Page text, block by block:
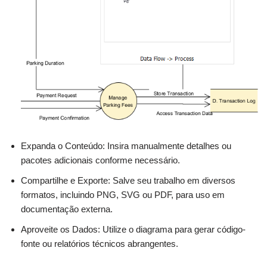
Expanda o Conteúdo: Insira manualmente detalhes ou
pacotes adicionais conforme necessário.
Compartilhe e Exporte: Salve seu trabalho em diversos
formatos, incluindo PNG, SVG ou PDF, para uso em
documentação externa.
Aproveite os Dados: Utilize o diagrama para gerar código-
fonte ou relatórios técnicos abrangentes.